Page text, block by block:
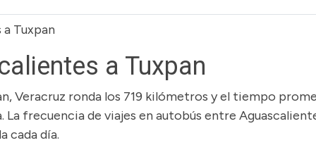
Tuxpan
a Tuxpan
Veracruz ronda los 719 kilómetros y el tiempo
La frecuencia de viajes en autobús entre
cada día.